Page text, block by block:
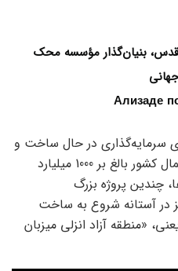
قدس، بنیان‌گذار مؤسسه محک
Ализаде
سرمایه‌گذاری در حال ساخت و
تکمیل در نخستین منطقه آزاد شمال کشور بالغ بر 1000 میلیارد
چندین پروژه بزرگ
آستانه شروع به ساخت
«منطقه آزاد انزلی میزبان